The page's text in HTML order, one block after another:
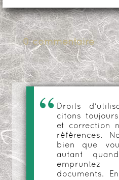
0 commentaire
Droits
citons
et correction
références.
bien que
autant
documents.